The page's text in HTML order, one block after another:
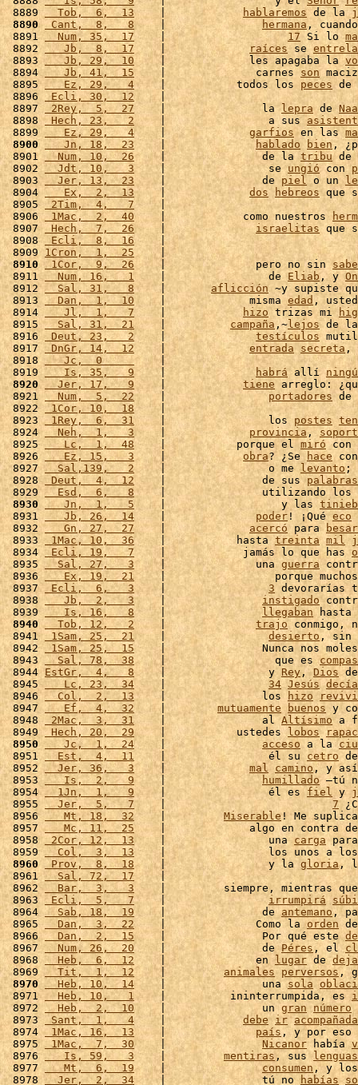
8889
  Tob,  6,  13
    |
hablaremos de la
8890 Cant,  8,   8
    |
hermana ,
8891
  Num, 35,  17
    |
17 Si lo
8892
   Jb,  8,  17
    |
raíces se
8893
   Jb, 29,  10
    |             les apagaba la
8894
   Jb, 41,  15
    |              carnes
son
8895
   Ez, 29,   4
    |           todos los
peces de
8896
Ecli, 30,  12
8897
2Rey,  5,  27
    |               la
lepra de
8898 Hech, 23,   2
    |                a sus
8899
   Ez, 29,   4
    |
garfios en las
8900
   Jn, 18,  23
    |
hablado bien,
8901
  Num, 10,  26
    |               de la
tribu de
8902
  Jdt, 10,   3
    |                se
ungió con
8903
  Jer, 13,  23
    |               de
piel o un
8904
   Ex,  2,  13
    |
dos hebreos que
8905
2Tim,  4,   7
8906 1Mac,  2,  40
    |            como nuestros
8907 Hech,  7,  26
    |
israelitas que
8908 Ecli,  8,  16
8909 1Cron,  1,  25
8910
1Cor,  9,  26
    |              pero no sin
8911
  Num, 16,   1
    |                de
Eliab , y On
8912
  Sal, 31,   8
    |
aflicción ~y supiste
8913
  Dan,  1,  10
    |             misma
edad ,
8914
   Jl,  1,   7
    |
hizo trizas mi
8915
  Sal, 31,  21
    |
campaña ,~lejos de
8916 Deut, 23,   2
    |
testículos
8917
DnGr, 14,  12
    |
entrada secreta ,
8918
   Jc,  0
|
8919
   Is, 35,   9
    |
habrá allí
8920
  Jer, 17,   9
    |
tiene arreglo:
8921
  Num,  5,  22
    |
portadores de
8922
1Cor, 10,  18
8923 1Rey,  6,  31
    |                los
postes
8924
  Neh,  1,   3
    |
provincia ,
8925
   Lc,  1,  48
    |           porque el
miró con
8926
   Ez, 15,   3
    |
obra? ¿Se hace
8927
  Sal,139,   2
    |                o me
levanto ;
8928
Deut,  4,  12
    |               de sus
palabras
8929
  Esd,  6,   8
    |               utilizando los
8930
   Jn,  1,   5
    |                  y las
8931
   Jb, 26,  14
    |
poder ! ¡Qué eco
8932
   Gn, 27,  27
    |
acercó para
8933 1Mac, 10,  36
    |           hasta
treinta mil
8934
Ecli, 19,   7
    |            jamás lo que has
8935
  Sal, 27,   3
    |              una
guerra
8936
   Ex, 19,  21
|                 porque
8937
Ecli,  6,   3
    |
3 devorarías
8938
   Jb,  2,   3
    |
instigado
8939
   Is, 16,   8
    |
llegaban hasta
8940
  Tob, 12,   2
    |
trajo conmigo,
8941 1Sam, 25,  21
    |
desierto , sin
8942 1Sam, 25,  15
|               Nunca nos
8943
  Sal, 78,  38
    |                 que es
8944 EstGr,  4,   8
    |                y
Rey , Dios
8945
   Lc, 23,  34
    |
34 Jesús decía
8946
  Col,  2,  13
    |               los
hizo
8947
   Ef,  4,  32
    |
mutuamente buenos y
8948
2Mac,  3,  31
    |               al
Altísimo a
8949 Hech, 20,  29
    |           ustedes
lobos
8950
   Jc,  1,  24
    |
acceso a la
8951
  Est,  4,  11
    |                él su
cetro
8952
  Jer, 36,   3
    |
mal camino, y
8953
   Is,  2,   9
    |
humillado –tú
8954
  1Jn,  1,   9
    |                él es
fiel y
8955
  Jer,  5,   7
    |
7
8956
   Mt, 18,  32
    |
Miserable ! Me
8957
   Mc, 11,  25
|             algo en contra
8958 2Cor, 12,  13
    |                una
carga
8959
  Col,  3,  13
|                los unos a
8960 Prov,  8,  18
    |                y la
gloria,
8961
  Sal, 72,  17
8962
  Bar,  3,   3
|         siempre, mientras
8963 Ecli,  5,   7
    |
irrumpirá
8964
  Sab, 18,  19
    |               de
antemano,
8965
  Dan,  3,  22
    |              Como la
orden
8966
  Dan,  2,  15
    |               Por qué este
8967
  Num, 26,  20
    |               de
Péres , el
8968
  Heb,  6,  12
    |              en
lugar de
8969
  Tit,  1,  12
    |
animales perversos ,
8970
  Heb, 10,  14
    |               una
sola
8971
  Heb, 10,   1
    |          ininterrumpida, es
8972
  Heb,  2,  10
    |               un
gran número
8973
Sant,  1,   4
    |
debe ir acompañada
8974 1Mac, 16,  13
    |
país , y por eso
8975 1Mac,  7,  30
    |
Nicanor había
8976
   Is, 59,   3
    |
mentiras , sus lenguas
8977
   Mt,  6,  19
    |
consumen , y
8978
  Jer,  2,  34
    |               tú no
habías